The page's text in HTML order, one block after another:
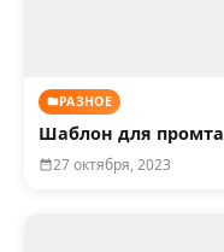
РАЗНОЕ
Шаблон для промта
27 октября, 2023